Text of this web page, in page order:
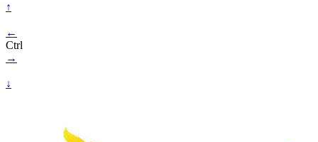
↑
←
Ctrl
→
↓